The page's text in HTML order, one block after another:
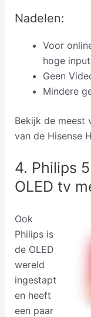
Nadelen:
Voor
hoge
Geen
Mindere
Bekijk de meest
van de Hisense
4. Philips
OLED tv
Ook
Philips is
de OLED
wereld
ingestapt
en heeft
een paar